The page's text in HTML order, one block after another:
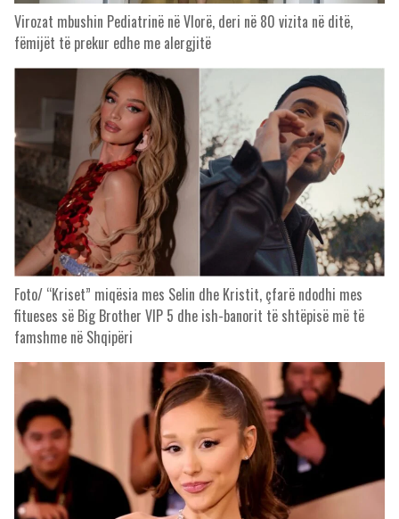
Virozat mbushin Pediatrinë në Vlorë, deri në 80 vizita në ditë,
fëmijët të prekur edhe me alergjitë
Foto/ “Kriset” miqësia mes Selin dhe Kristit, çfarë ndodhi mes
fitueses së Big Brother VIP 5 dhe ish-banorit të shtëpisë më të
famshme në Shqipëri